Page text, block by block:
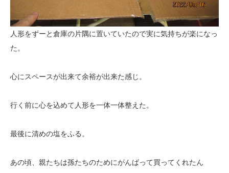
人形をずーと倉庫の片隅に置いていたので実に気持ちが楽になっ
た。
心にスペースが出来て余裕が出来た感じ。
行く前に心を込めて人形を一体一体整えた。
最後に清めの塩をふる。
あの頃、親たちは孫たちのためにがんばって買ってくれたん